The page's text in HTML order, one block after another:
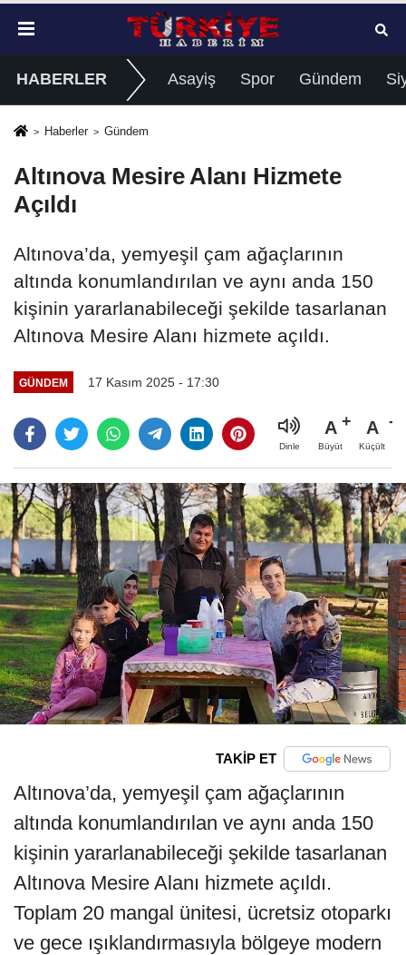
HABERLER Asayiş Spor Gündem
Haberler Gündem
Altınova Mesire Alanı Hizmete
Açıldı
Altınova’da, yemyeşil çam ağaçlarının
altında konumlandırılan ve aynı anda 150
kişinin yararlanabileceği şekilde tasarlanan
Altınova Mesire Alanı hizmete açıldı.
GÜNDEM 17 Kasım 2025 - 17:30
Dinle
A
Büyüt
A
Küçült
TAKİP ET
Altınova’da, yemyeşil çam ağaçlarının
altında konumlandırılan ve aynı anda 150
kişinin yararlanabileceği şekilde tasarlanan
Altınova Mesire Alanı hizmete açıldı.
Toplam 20 mangal ünitesi, ücretsiz otoparkı
ve gece ışıklandırmasıyla bölgeye modern